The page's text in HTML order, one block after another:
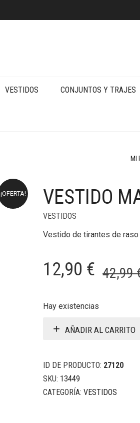
VESTIDOS CONJUNTOS Y TRAJES
MI
¡OFERTA! VESTIDO
VESTIDOS
Vestido de tirantes de
42,99
12,90 €
Hay existencias
AÑADIR AL CARRITO
ID DE PRODUCTO: 27120
SKU: 13449
CATEGORÍA: VESTIDOS